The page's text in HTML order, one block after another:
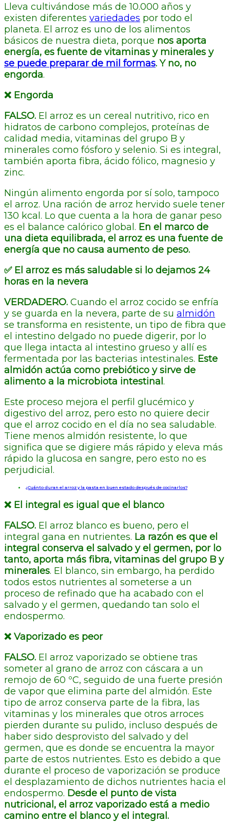
Lleva cultivándose más de 10.000 años y
existen diferentes variedades por todo el
planeta. El arroz es uno de los alimentos
básicos de nuestra dieta, porque nos aporta
energía, es fuente de vitaminas y minerales y
se puede preparar de mil formas. Y no, no
engorda.
❌ Engorda
FALSO. El arroz es un cereal nutritivo, rico en
hidratos de carbono complejos, proteínas de
calidad media, vitaminas del grupo B y
minerales como fósforo y selenio. Si es integral,
también aporta fibra, ácido fólico, magnesio y
zinc.
Ningún alimento engorda por sí solo, tampoco
el arroz. Una ración de arroz hervido suele tener
130 kcal. Lo que cuenta a la hora de ganar peso
es el balance calórico global. En el marco de
una dieta equilibrada, el arroz es una fuente de
energía que no causa aumento de peso.
✅ El arroz es más saludable si lo dejamos 24
horas en la nevera
VERDADERO. Cuando el arroz cocido se enfría
y se guarda en la nevera, parte de su almidón
se transforma en resistente, un tipo de fibra que
el intestino delgado no puede digerir, por lo
que llega intacta al intestino grueso y allí es
fermentada por las bacterias intestinales. Este
almidón actúa como prebiótico y sirve de
alimento a la microbiota intestinal .
Este proceso mejora el perfil glucémico y
digestivo del arroz, pero esto no quiere decir
que el arroz cocido en el día no sea saludable.
Tiene menos almidón resistente, lo que
significa que se digiere más rápido y eleva más
rápido la glucosa en sangre, pero esto no es
perjudicial.
¿Cuánto duran el arroz y la pasta en buen estado después de cocinarlos?
❌ El integral es igual que el blanco
FALSO. El arroz blanco es bueno, pero el
integral gana en nutrientes. La razón es que el
integral conserva el salvado y el germen, por lo
tanto, aporta más fibra, vitaminas del grupo B y
minerales. El blanco, sin embargo, ha perdido
todos estos nutrientes al someterse a un
proceso de refinado que ha acabado con el
salvado y el germen, quedando tan solo el
endospermo.
❌ Vaporizado es peor
FALSO. El arroz vaporizado se obtiene tras
someter al grano de arroz con cáscara a un
remojo de 60 ºC, seguido de una fuerte presión
de vapor que elimina parte del almidón. Este
tipo de arroz conserva parte de la fibra, las
vitaminas y los minerales que otros arroces
pierden durante su pulido, incluso después de
haber sido desprovisto del salvado y del
germen, que es donde se encuentra la mayor
parte de estos nutrientes. Esto es debido a que
durante el proceso de vaporización se produce
el desplazamiento de dichos nutrientes hacia el
endospermo. Desde el punto de vista
nutricional, el arroz vaporizado está a medio
camino entre el blanco y el integral.